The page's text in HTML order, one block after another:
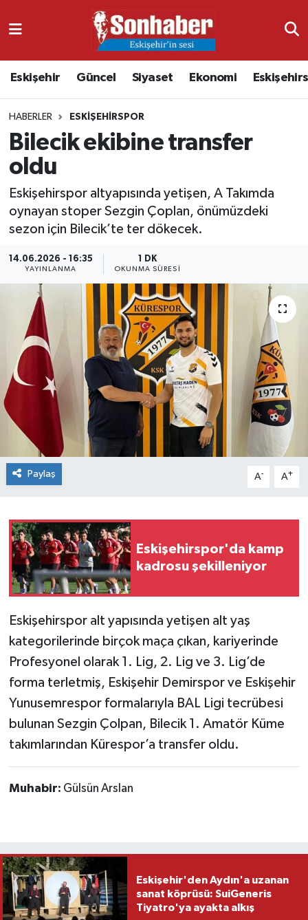
Eskişehir Güncel Siyaset Ekonomi
HABERLER ESKIŞEHIRSPOR
Bilecik ekibine transfer
oldu
Eskişehirspor altyapısında yetişen, A Takımda
oynayan stoper Sezgin Çoplan, önümüzdeki
sezon için Bilecik’te ter dökecek.
14.06.2026 - 16:35
YAYINLANMA
1 DK
OKUNMA SÜRESI
Paylaş A- A+
Eskişehirspor'da kamp
kadrosu şekilleniyor
Eskişehirspor alt yapısında yetişen alt yaş
kategorilerinde birçok maça çıkan, kariyerinde
Profesyonel olarak 1. Lig, 2. Lig ve 3. Lig’de
forma terletmiş, Eskişehir Demirspor ve Eskişehir
Yunusemrespor formalarıyla BAL Ligi tecrübesi
bulunan Sezgin Çolpan, Bilecik 1. Amatör Küme
takımlarından Kürespor’a transfer oldu.
Muhabir: Gülsün Arslan
Eskişehir'den Aydın'a uzanan
sanat köprüsü: SuiGeneris
Tiyatro'ya ayakta alkış
Ekonomi
Güncel
Kültür & Sanat
Magazin
Resmi İlanlar
Sağlık
Siyaset
Spor
Nöbetçi Eczaneler
Namaz Vakitleri
Trafik Durumu
Süper Lig Puan Durumu ve Fikstür
Tüm Manşetler
Son Dakika Haberleri
Haber Arşivi